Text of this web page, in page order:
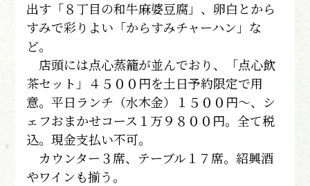
出す「８丁目の和牛麻婆豆腐」、卵白とから
すみで彩りよい「からすみチャーハン」な
ど。
店頭には点心蒸籠が並んでおり、「点心飲
茶セット」４５００円を土日予約限定で用
意。平日ランチ（水木金）１５００円～、シ
ェフおまかせコース１万９８００円。全て税
込。現金支払い不可。
カウンター３席、テーブル１７席。紹興酒
やワインも揃う。